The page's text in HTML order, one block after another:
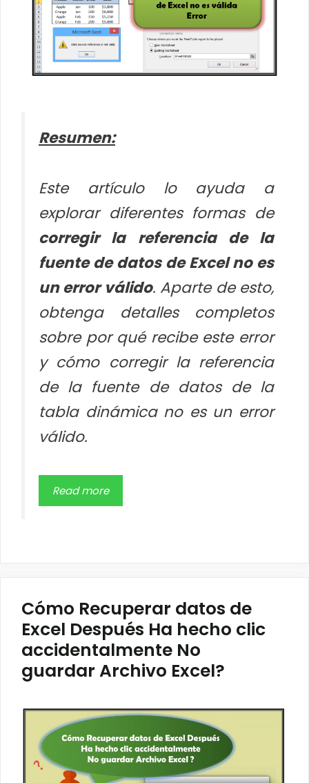
Resumen:
Este artículo lo ayuda a
explorar diferentes formas de
corregir la referencia de la
fuente de datos de Excel no es
un error válido. Aparte de esto,
obtenga detalles completos
sobre por qué recibe este error
y cómo corregir la referencia
de la fuente de datos de la
tabla dinámica no es un error
válido.
Read more
Cómo Recuperar datos de
Excel Después Ha hecho clic
accidentalmente No
guardar Archivo Excel?